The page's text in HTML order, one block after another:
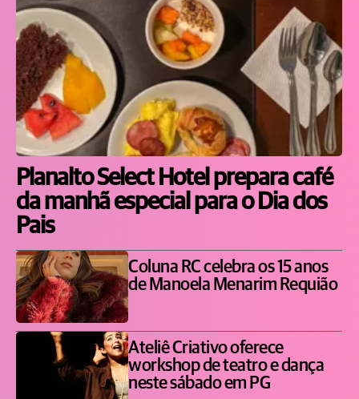
Planalto Select Hotel prepara café
da manhã especial para o Dia dos
Pais
Coluna RC celebra os 15 anos
de Manoela Menarim Requião
Ateliê Criativo oferece
workshop de teatro e dança
neste sábado em PG